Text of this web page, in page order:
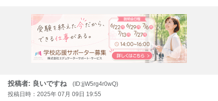
投稿者: 良いですね
(ID:jjW5rg4r0wQ)
投稿日時：2025年 07月 09日 19:55